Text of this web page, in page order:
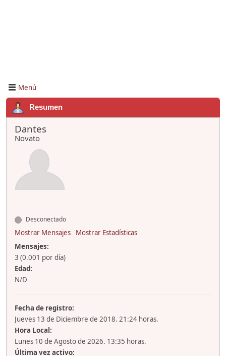
Menú
Resumen
Dantes
Novato
Desconectado
Mostrar Mensajes
Mostrar Estadísticas
Mensajes:
3 (0.001 por día)
Edad:
N/D
Fecha de registro:
Jueves 13 de Diciembre de 2018. 21:24 horas.
Hora Local:
Lunes 10 de Agosto de 2026. 13:35 horas.
Última vez activo: